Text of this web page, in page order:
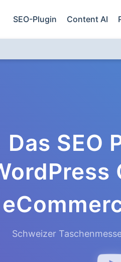
SEO-Plugin Content AI
Das SEO
Schweizer